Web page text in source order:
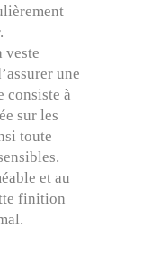
veste
une
consiste à
sur les
toute
et au
finition